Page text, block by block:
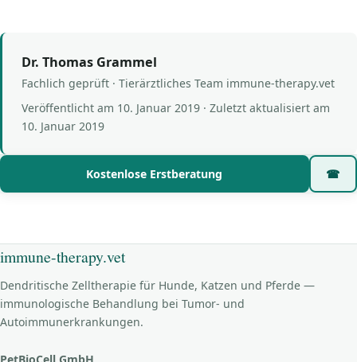
Dr. Thomas Grammel
Fachlich geprüft · Tierärztliches Team immune-therapy.vet
Veröffentlicht am 10. Januar 2019 · Zuletzt aktualisiert am
10. Januar 2019
Kostenlose Erstberatung ☎
immune-therapy.vet
Dendritische Zelltherapie für Hunde, Katzen und Pferde —
immunologische Behandlung bei Tumor- und
Autoimmunerkrankungen.